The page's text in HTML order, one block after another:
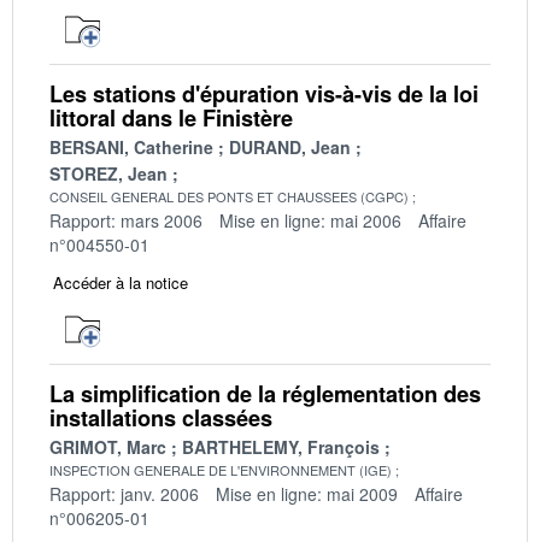
Les stations d'épuration vis-à-vis de la loi
littoral dans le Finistère
BERSANI, Catherine
DURAND, Jean
STOREZ, Jean
CONSEIL GENERAL DES PONTS ET CHAUSSEES (CGPC)
Rapport: mars 2006 Mise en ligne: mai 2006
Affaire
n°004550-01
Accéder à la notice
La simplification de la réglementation des
installations classées
GRIMOT, Marc BARTHELEMY, François
INSPECTION GENERALE DE L'ENVIRONNEMENT (IGE)
Rapport: janv. 2006 Mise en ligne: mai 2009
Affaire
n°006205-01